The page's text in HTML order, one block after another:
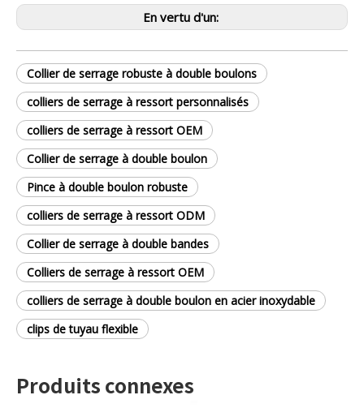
En vertu d'un:
Collier de serrage robuste à double boulons
colliers de serrage à ressort personnalisés
colliers de serrage à ressort OEM
Collier de serrage à double boulon
Pince à double boulon robuste
colliers de serrage à ressort ODM
Collier de serrage à double bandes
Colliers de serrage à ressort OEM
colliers de serrage à double boulon en acier inoxydable
clips de tuyau flexible
Produits connexes